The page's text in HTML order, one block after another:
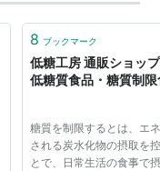
8 ブックマーク
低糖工房 通販ショッ
低糖質食品・糖質制
糖質を制限するとは、エ
される炭水化物の摂取を
とで、日常生活の食事で